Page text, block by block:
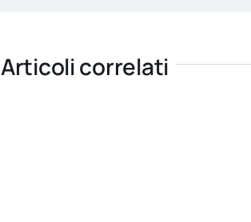
Articoli correlati